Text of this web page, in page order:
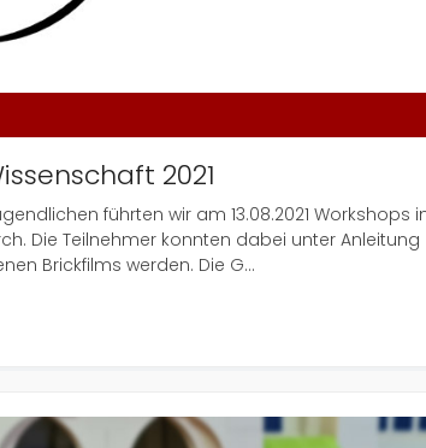
2021
führten wir am 13.08.2021 Workshops
Die Teilnehmer konnten dabei unter Anleitung
Brickfilms werden. Die G...